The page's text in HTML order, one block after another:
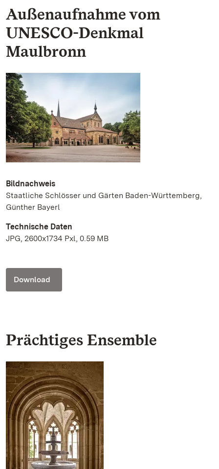
Außenaufnahme vom
UNESCO-Denkmal
Maulbronn
Bildnachweis
Staatliche Schlösser und Gärten Baden-Württemberg,
Günther Bayerl
Technische Daten
JPG, 2600x1734 Pxl, 0.59 MB
Download
Prächtiges Ensemble